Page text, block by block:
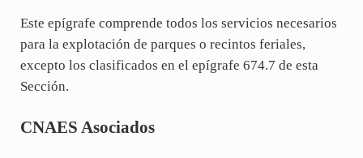
Este epígrafe comprende todos los servicios necesarios
para la explotación de parques o recintos feriales,
excepto los clasificados en el epígrafe 674.7 de esta
Sección.
CNAES Asociados